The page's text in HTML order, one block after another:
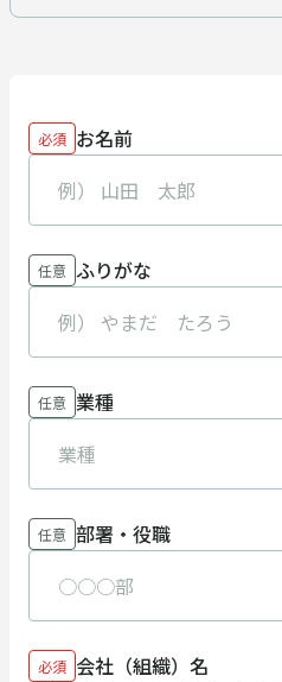
必須 お名前
任意 ふりがな
任意 業種
任意 部署・役職
必須 会社（組織）名